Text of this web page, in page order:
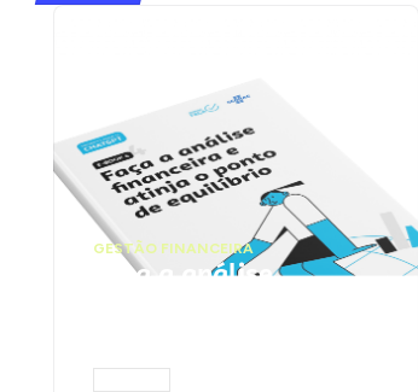
GESTÃO FINANCEIRA
Faça a análise